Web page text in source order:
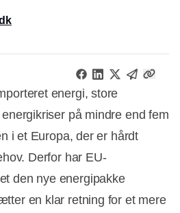
energi, store
på mindre end fem
i et Europa, der er hårdt
Derfor har EU-
den nye energipakke
en klar retning for et mere